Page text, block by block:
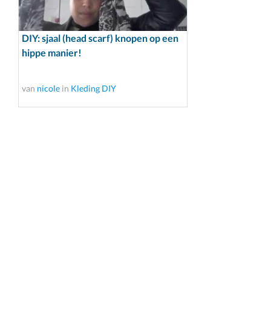
DIY: sjaal (head scarf) knopen op een
hippe manier!
van nicole in Kleding DIY